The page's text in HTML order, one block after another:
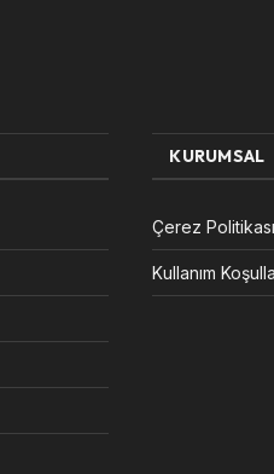
KURUMSAL
Çerez Politikası
Kullanım